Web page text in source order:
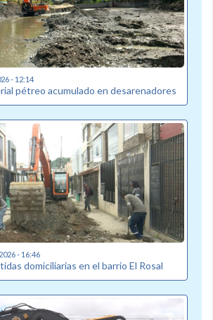
- 12:14
pétreo acumulado en desarenadores
- 16:46
domiciliarias en el barrio El Rosal